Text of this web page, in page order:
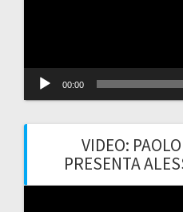
00:00
VIDEO:
PRESENTA